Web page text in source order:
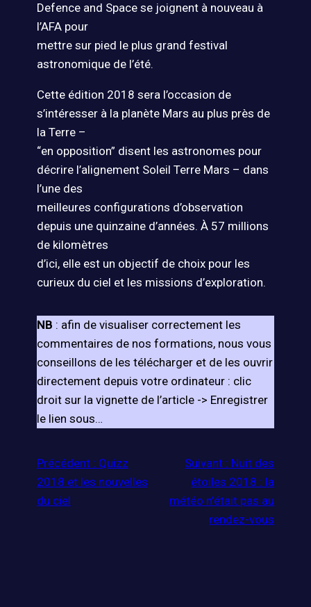
Defence and Space se joignent à nouveau à
l’AFA pour
mettre sur pied le plus grand festival
astronomique de l’été.
Cette édition 2018 sera l’occasion de
s’intéresser à la planète Mars au plus près de
la Terre –
“en opposition” disent les astronomes pour
décrire l’alignement Soleil Terre Mars – dans
l’une des
meilleures configurations d’observation
depuis une quinzaine d’années. À 57 millions
de kilomètres
d’ici, elle est un objectif de choix pour les
curieux du ciel et les missions d’exploration.
NB : afin de visualiser correctement les
commentaires de nos formations, nous vous
conseillons de les télécharger et de les ouvrir
directement depuis votre ordinateur : clic
droit sur la vignette de l’article -> Enregistrer
le lien sous…
Précédent : Quizz
2018 et les nouvelles
du ciel
Suivant : Nuit des
étoiles 2018 : la
météo n’était pas au
rendez-vous